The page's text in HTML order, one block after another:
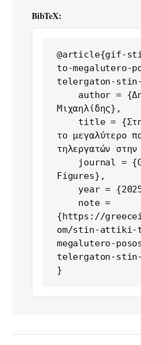
BibTeX:
@article{gif-
to-megalutero-
telergaton-
Μιχαηλίδης},
το μεγαλύτερο
τηλεργατών
Figures},
{https://
om/stin-attiki-
megalutero-
telergaton-
}